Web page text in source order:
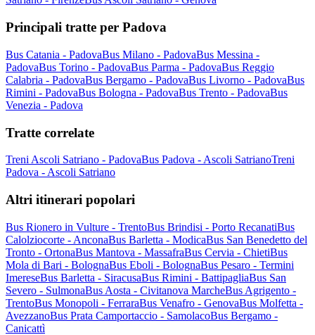
Principali tratte per Padova
Bus Catania - PadovaBus Milano - PadovaBus Messina -
PadovaBus Torino - PadovaBus Parma - PadovaBus Reggio
Calabria - PadovaBus Bergamo - PadovaBus Livorno - PadovaBus
Rimini - PadovaBus Bologna - PadovaBus Trento - PadovaBus
Venezia - Padova
Tratte correlate
Treni Ascoli Satriano - PadovaBus Padova - Ascoli SatrianoTreni
Padova - Ascoli Satriano
Altri itinerari popolari
Bus Rionero in Vulture - TrentoBus Brindisi - Porto RecanatiBus
Calolziocorte - AnconaBus Barletta - ModicaBus San Benedetto del
Tronto - OrtonaBus Mantova - MassafraBus Cervia - ChietiBus
Mola di Bari - BolognaBus Eboli - BolognaBus Pesaro - Termini
ImereseBus Barletta - SiracusaBus Rimini - BattipagliaBus San
Severo - SulmonaBus Aosta - Civitanova MarcheBus Agrigento -
TrentoBus Monopoli - FerraraBus Venafro - GenovaBus Molfetta -
AvezzanoBus Prata Camportaccio - SamolacoBus Bergamo -
Canicattì